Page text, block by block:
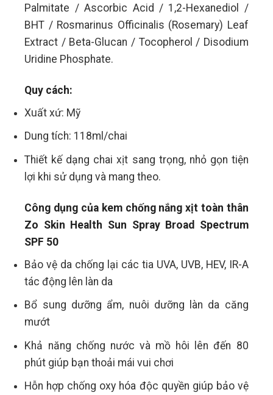
Palmitate / Ascorbic Acid / 1,2-Hexanediol /
BHT / Rosmarinus Officinalis (Rosemary) Leaf
Extract / Beta-Glucan / Tocopherol / Disodium
Uridine Phosphate.
Quy cách:
Xuất xứ: Mỹ
Dung tích: 118ml/chai
Thiết kế dạng chai xịt sang trọng, nhỏ gọn tiện
lợi khi sử dụng và mang theo.
Công dụng của kem chống nắng xịt toàn thân
Zo Skin Health Sun Spray Broad Spectrum
SPF 50
Bảo vệ da chống lại các tia UVA, UVB, HEV, IR-A
tác động lên làn da
Bổ sung dưỡng ẩm, nuôi dưỡng làn da căng
mướt
Khả năng chống nước và mồ hôi lên đến 80
phút giúp bạn thoải mái vui chơi
Hỗn hợp chống oxy hóa độc quyền giúp bảo vệ